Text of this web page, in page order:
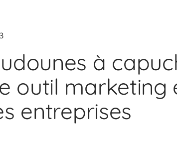
à
outil marketing
entreprises